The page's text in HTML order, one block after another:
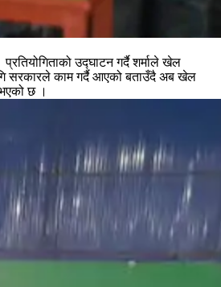
उद्घाटन गर्दै शर्माले खेल
सरकारले काम गर्दै आएको बताउँदै अब खेल
छ ।